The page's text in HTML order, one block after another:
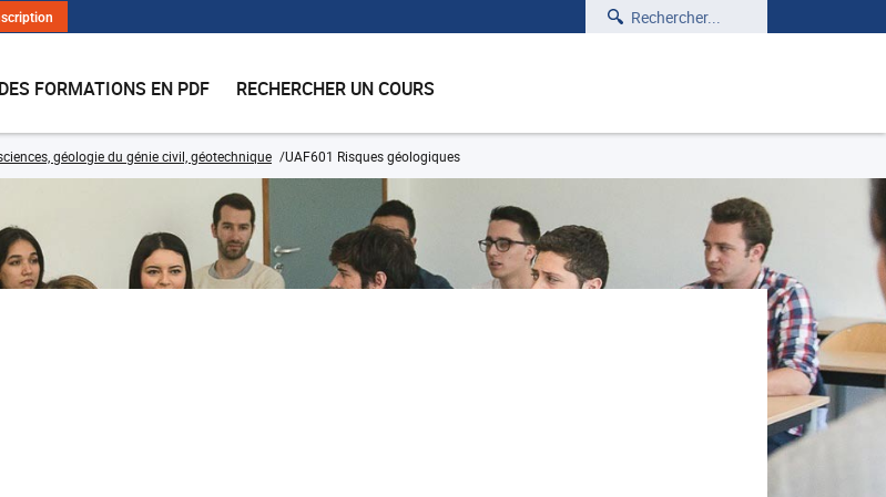
Rechercher
FORMATIONS EN PDF RECHERCHER UN COURS
géologie du génie civil, géotechnique UAF601 Risques géologiques